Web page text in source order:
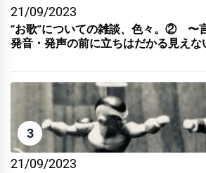
21/09/2023
“お歌”についての雑談、色々。② 〜
発音・発声の前に立ちはだかる見えな
3
21/09/2023